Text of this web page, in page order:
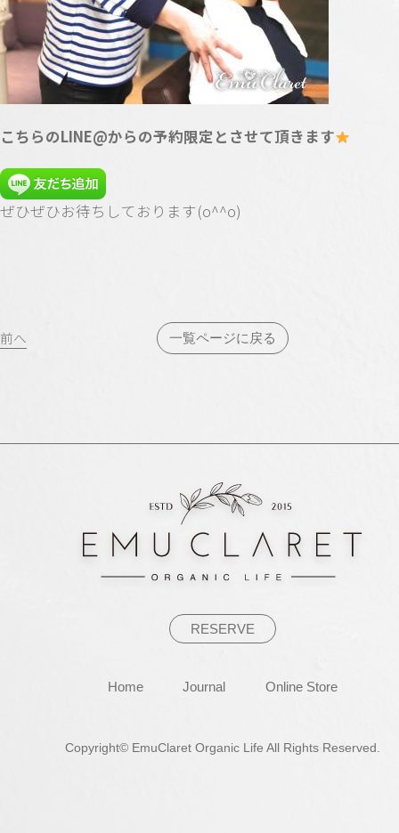
こちらのLINE@からの予約限定とさせて頂きます
ぜひぜひお待ちしております(o^^o)
投
前へ 一覧ページに戻る
RESERVE
Home Journal Online Store
Copyright© EmuClaret Organic Life All Rights Reserved.